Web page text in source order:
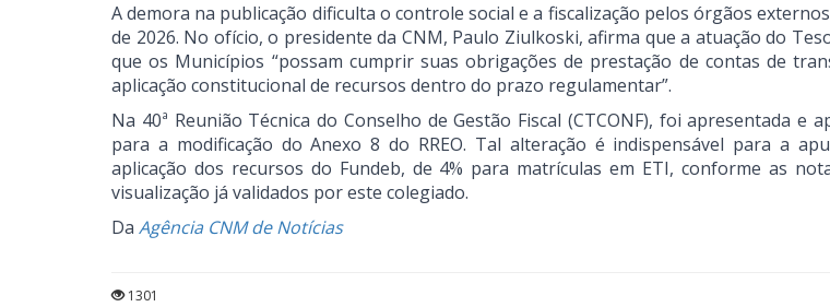
A demora na publicação dificulta o controle social e a fiscalização pelos órgãos
de 2026. No ofício, o presidente da CNM, Paulo Ziulkoski, afirma que a atuação do
que os Municípios “possam cumprir suas obrigações de prestação de contas de
aplicação constitucional de recursos dentro do prazo regulamentar”.
Na 40ª Reunião Técnica do Conselho de Gestão Fiscal (CTCONF), foi apresentada e
para a modificação do Anexo 8 do RREO. Tal alteração é indispensável para a
aplicação dos recursos do Fundeb, de 4% para matrículas em ETI, conforme as
visualização já validados por este colegiado.
Da Agência CNM de Notícias
1301